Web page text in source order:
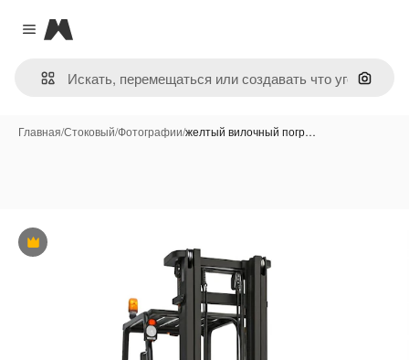
Close menu
Magnific
Поиск
Главная/Стоковый/Фотографии/желтый вилочный погр…
Премиум